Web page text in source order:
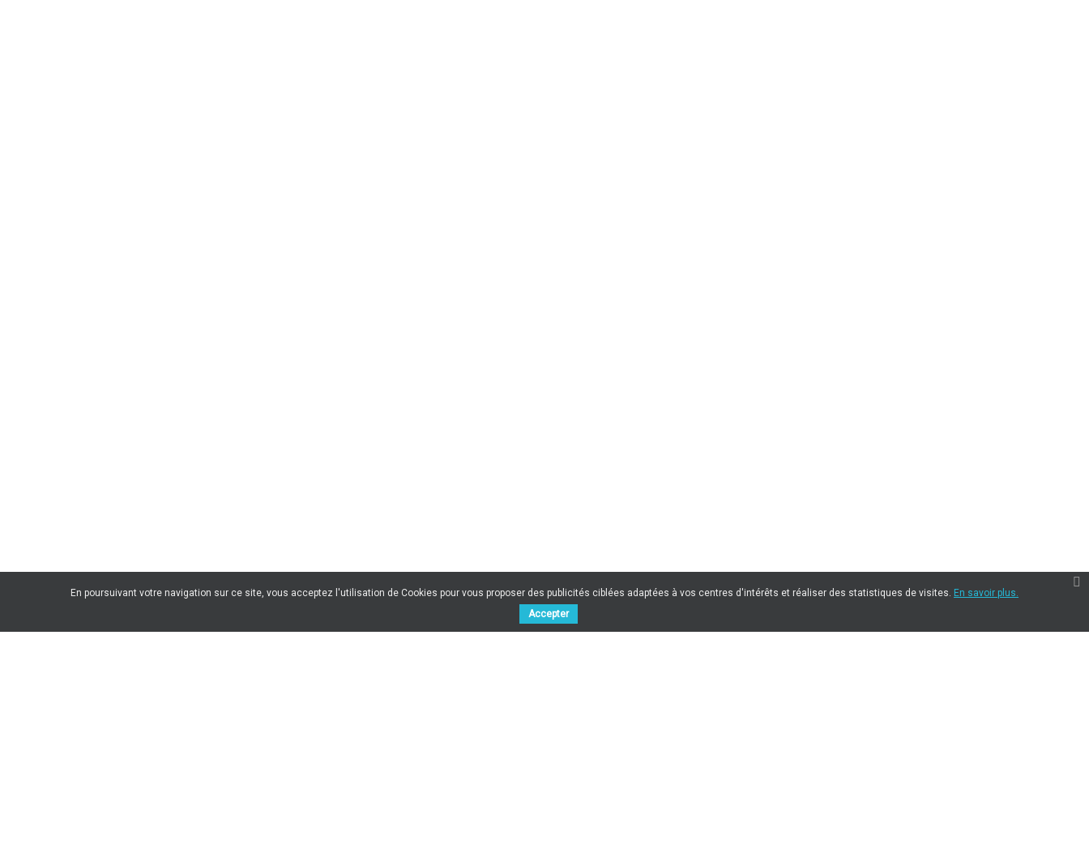
En poursuivant votre navigation sur ce site, vous acceptez l'utilisation de Cookies pour vous proposer des publicités ciblées adaptées à vos centres d'intérêts et réaliser des statistiques de visites. En savoir plus.
Accepter